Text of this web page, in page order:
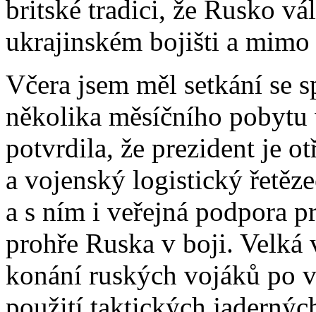
britské tradici, že Rusko
ukrajinském bojišti a mimo
Včera jsem měl setkání se
několika měsíčního
potvrdila, že prezident je
a vojenský logistický
a s ním i veřejná podpora
prohře Ruska v boji. Velká
konání ruských vojáků po